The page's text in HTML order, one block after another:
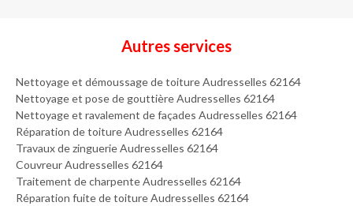
Autres services
Nettoyage et démoussage de toiture Audresselles 62164
Nettoyage et pose de gouttière Audresselles 62164
Nettoyage et ravalement de façades Audresselles 62164
Réparation de toiture Audresselles 62164
Travaux de zinguerie Audresselles 62164
Couvreur Audresselles 62164
Traitement de charpente Audresselles 62164
Réparation fuite de toiture Audresselles 62164